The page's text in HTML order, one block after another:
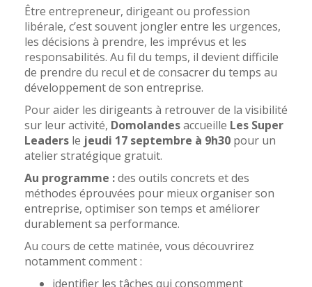
Être entrepreneur, dirigeant ou profession
libérale, c’est souvent jongler entre les urgences,
les décisions à prendre, les imprévus et les
responsabilités. Au fil du temps, il devient difficile
de prendre du recul et de consacrer du temps au
développement de son entreprise.
Pour aider les dirigeants à retrouver de la visibilité
sur leur activité, Domolandesaccueille Les Super
Leaders le jeudi 17 septembre à 9h30 pour un
atelier stratégique gratuit.
Au programme :des outils concrets et des
méthodes éprouvées pour mieux organiser son
entreprise, optimiser son temps et améliorer
durablement sa performance.
Au cours de cette matinée, vous découvrirez
notamment comment :
identifier les tâches qui consomment